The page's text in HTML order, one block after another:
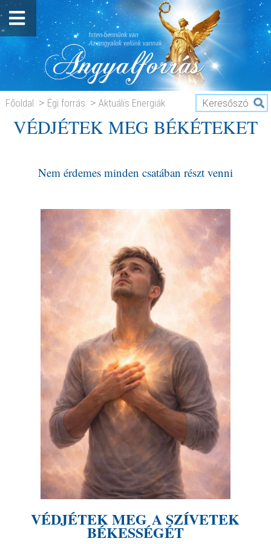
Főoldal Égi forrás
Aktuális Energiák
VÉDJÉTEK MEG BÉKÉTEKET
VÉDJÉTEK MEG BÉKÉTEKET
Nem érdemes minden csatában részt venni
VÉDJÉTEK MEG A SZÍVETEK
BÉKESSÉGÉT